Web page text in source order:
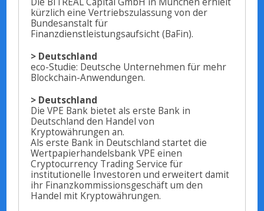
kürzlich eine Vertriebszulassung von der
Bundesanstalt für
Finanzdienstleistungsaufsicht (BaFin).
> Deutschland
eco-Studie: Deutsche Unternehmen für mehr
Blockchain-Anwendungen.
> Deutschland
Die VPE Bank bietet als erste Bank in
Deutschland den Handel von
Kryptowährungen an.
Als erste Bank in Deutschland startet die
Wertpapierhandelsbank VPE einen
Cryptocurrency Trading Service für
institutionelle Investoren und erweitert damit
ihr Finanzkommissionsgeschäft um den
Handel mit Kryptowährungen.